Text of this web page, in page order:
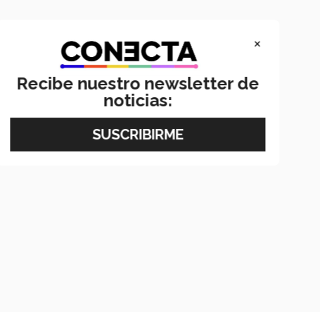
×
Recibe nuestro newsletter de
noticias: